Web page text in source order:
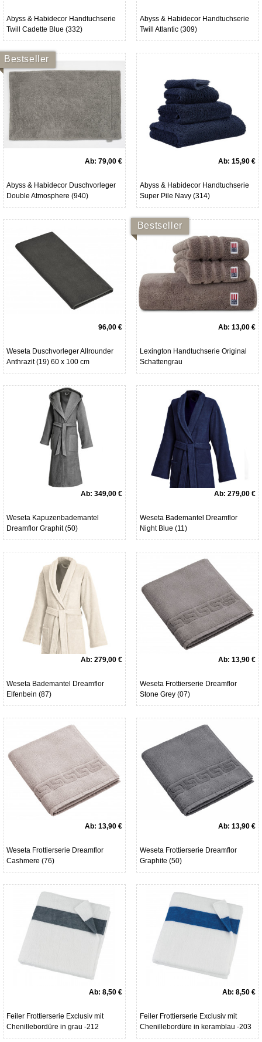
Abyss & Habidecor Handtuchserie
Twill Cadette Blue (332)
Abyss & Habidecor Handtuchserie
Twill Atlantic (309)
Bestseller
Ab: 79,00 €
Abyss & Habidecor Duschvorleger
Double Atmosphere (940)
Ab: 15,90 €
Abyss & Habidecor Handtuchserie
Super Pile Navy (314)
96,00 €
Weseta Duschvorleger Allrounder
Anthrazit (19) 60 x 100 cm
Bestseller
Ab: 13,00 €
Lexington Handtuchserie Original
Schattengrau
Ab: 349,00 €
Weseta Kapuzenbademantel
Dreamflor Graphit (50)
Ab: 279,00 €
Weseta Bademantel Dreamflor
Night Blue (11)
Ab: 279,00 €
Weseta Bademantel Dreamflor
Elfenbein (87)
Ab: 13,90 €
Weseta Frottierserie Dreamflor
Stone Grey (07)
Ab: 13,90 €
Weseta Frottierserie Dreamflor
Cashmere (76)
Ab: 13,90 €
Weseta Frottierserie Dreamflor
Graphite (50)
Ab: 8,50 €
Feiler Frottierserie Exclusiv mit
Chenillebordüre in grau -212
Ab: 8,50 €
Feiler Frottierserie Exclusiv mit
Chenillebordüre in keramblau -203